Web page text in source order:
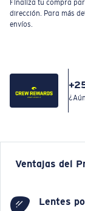
Finaliza tu compra
dirección. Para más
envíos.
+
Ventajas del
Lentes